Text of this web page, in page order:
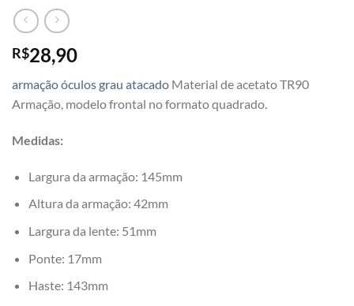
R$28,90
armação óculos grau atacado Material de acetato TR90
Armação, modelo frontal no formato quadrado.
Medidas:
Largura da armação: 145mm
Altura da armação: 42mm
Largura da lente: 51mm
Ponte: 17mm
Haste: 143mm